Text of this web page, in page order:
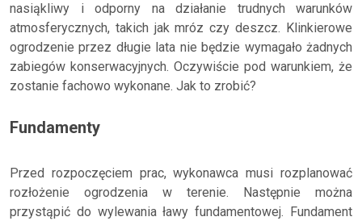
nasiąkliwy i odporny na działanie trudnych warunków
atmosferycznych, takich jak mróz czy deszcz. Klinkierowe
ogrodzenie przez długie lata nie będzie wymagało żadnych
zabiegów konserwacyjnych. Oczywiście pod warunkiem, że
zostanie fachowo wykonane. Jak to zrobić?
Fundamenty
Przed rozpoczęciem prac, wykonawca musi rozplanować
rozłożenie ogrodzenia w terenie. Następnie można
przystąpić do wylewania ławy fundamentowej. Fundament